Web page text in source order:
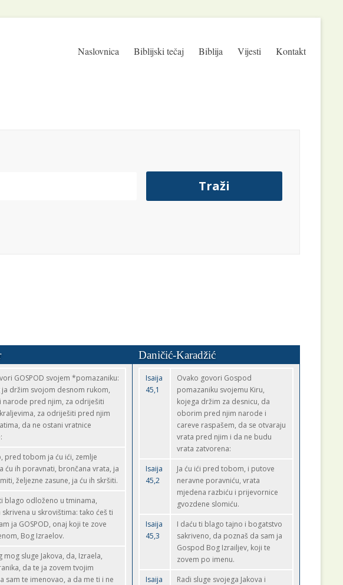
Naslovnica Biblijski tečaj Biblija Vijesti Kontakt
Daničić-Karadžić
GOSPOD svojem *pomazaniku:
ja držim svojom desnom rukom,
narode pred njim, za odriješiti
za odriješiti pred njim
da ne ostani vratnice
pred tobom ja ću ići, zemlje
ću ih poravnati, brončana vrata, ja
željezne zasune, ja ću ih skršiti.
blago odloženo u tminama,
u skrovištima: tako ćeš ti
ja GOSPOD, onaj koji te zove
Bog Izraelov.
mog sluge Jakova, da, Izraela,
da te ja zovem tvojim
sam te imenovao, a da me ti i ne
Isaija
45,1
Ovako govori Gospod
pomazaniku svojemu Kiru,
kojega držim za desnicu, da
oborim pred njim narode i
careve raspašem, da se otvaraju
vrata pred njim i da ne budu
vrata zatvorena:
Isaija
45,2
Ja ću ići pred tobom, i putove
neravne poravniću, vrata
mjedena razbiću i prijevornice
gvozdene slomiću.
Isaija
45,3
I daću ti blago tajno i bogatstvo
sakriveno, da poznaš da sam ja
Gospod Bog Izrailjev, koji te
zovem po imenu.
Isaija
Radi sluge svojega Jakova i